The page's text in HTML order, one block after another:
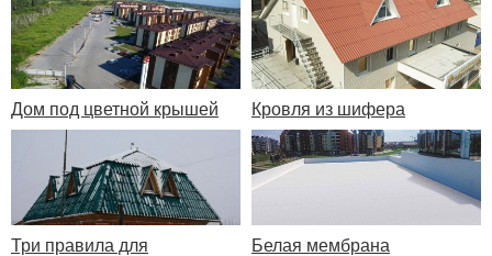
Дом под цветной крышей Кровля из шифера
Три правила для
Белая мембрана